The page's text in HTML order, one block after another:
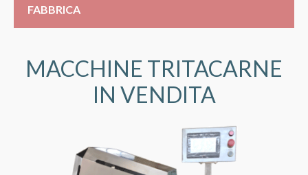
FABBRICA
MACCHINE TRITACARNE
IN VENDITA